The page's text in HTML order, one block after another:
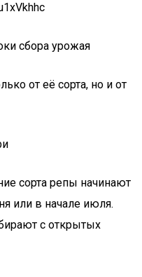
сбора урожая
от её сорта, но и от
сорта репы начинают
или в начале июля.
с открытых